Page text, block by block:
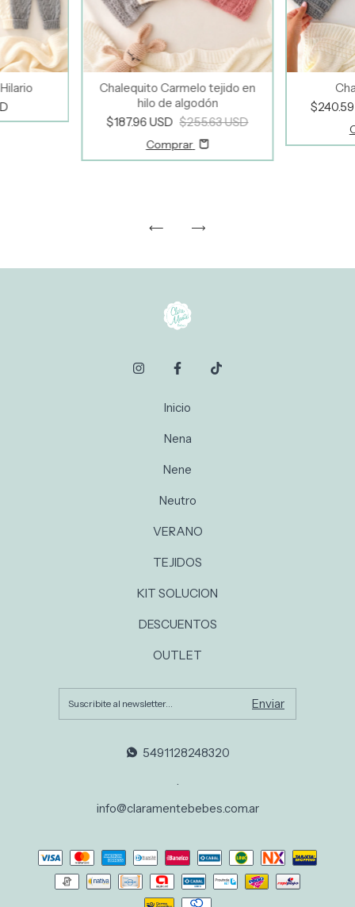
Chalequito Carmelo tejido en
hilo de algodón
$187.96 USD $255.63 USD
Comprar
Inicio
Nena
Nene
Neutro
VERANO
TEJIDOS
KIT SOLUCION
DESCUENTOS
OUTLET
5491128248320
.
info@claramentebebes.com.ar